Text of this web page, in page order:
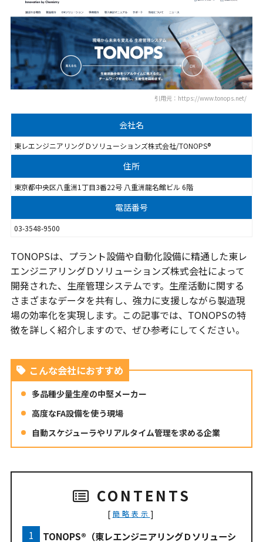
引用元：https://www.tonops.net/
会社名
東レエンジニアリングＤソリューションズ株式会社/TONOPS®
住所
東京都中央区八重洲1丁目3番22号 八重洲龍名館ビル 6階
電話番号
03-3548-9500
TONOPSは、プラント設備や自動化設備に精通した東レ
エンジニアリングＤソリューションズ株式会社によって
開発された、生産管理システムです。生産活動に関する
さまざまなデータを共有し、強力に支援しながら製造現
場の効率化を実現します。この記事では、TONOPSの特
徴を詳しく紹介しますので、ぜひ参考にしてください。
こんな会社におすすめ
多品種少量生産の中堅メーカー
高度なFA設備を使う現場
自動スケジューラやリアルタイム管理を求める企業
CONTENTS
[ 簡略表示 ]
TONOPS®（東レエンジニアリングＤソリューシ